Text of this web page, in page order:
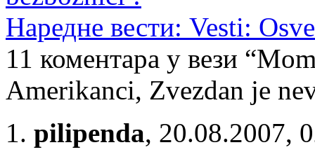
Наредне вести: Vesti:
11 коментара у вези
Amerikanci, Zvezdan je
pilipenda, 20.08.2007,